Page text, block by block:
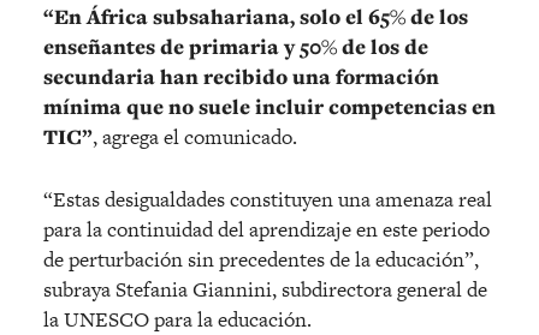
“En África subsahariana, solo el 65% de los
enseñantes de primaria y 50% de los de
secundaria han recibido una formación
mínima que no suele incluir competencias en
TIC”, agrega el comunicado.
“Estas desigualdades constituyen una amenaza real
para la continuidad del aprendizaje en este periodo
de perturbación sin precedentes de la educación”,
subraya Stefania Giannini, subdirectora general de
la UNESCO para la educación.